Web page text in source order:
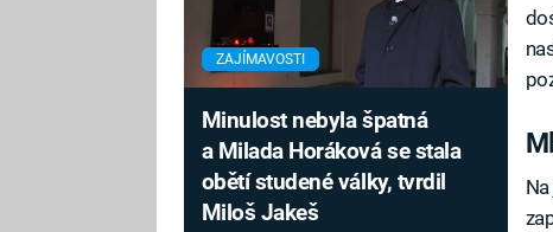
ZAJÍMAVOSTI
Minulost nebyla špatná
a Milada Horáková se stala
obětí studené války, tvrdil
Miloš Jakeš